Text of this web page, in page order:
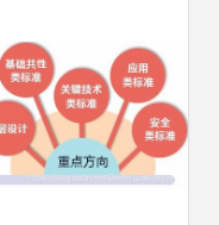
心平台